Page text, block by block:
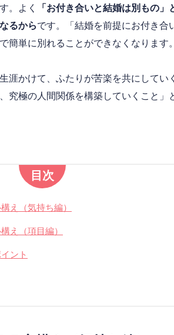
。よく
「お付き合いと結婚は別もの」
るからです。「結婚を前提にお付き合
簡単に別れることができなくなります。
涯かけて、ふたりが苦楽を共にしてい
究極の人間関係を構築していくこと」
目次
え（気持ち編）
え（項目編）
ント